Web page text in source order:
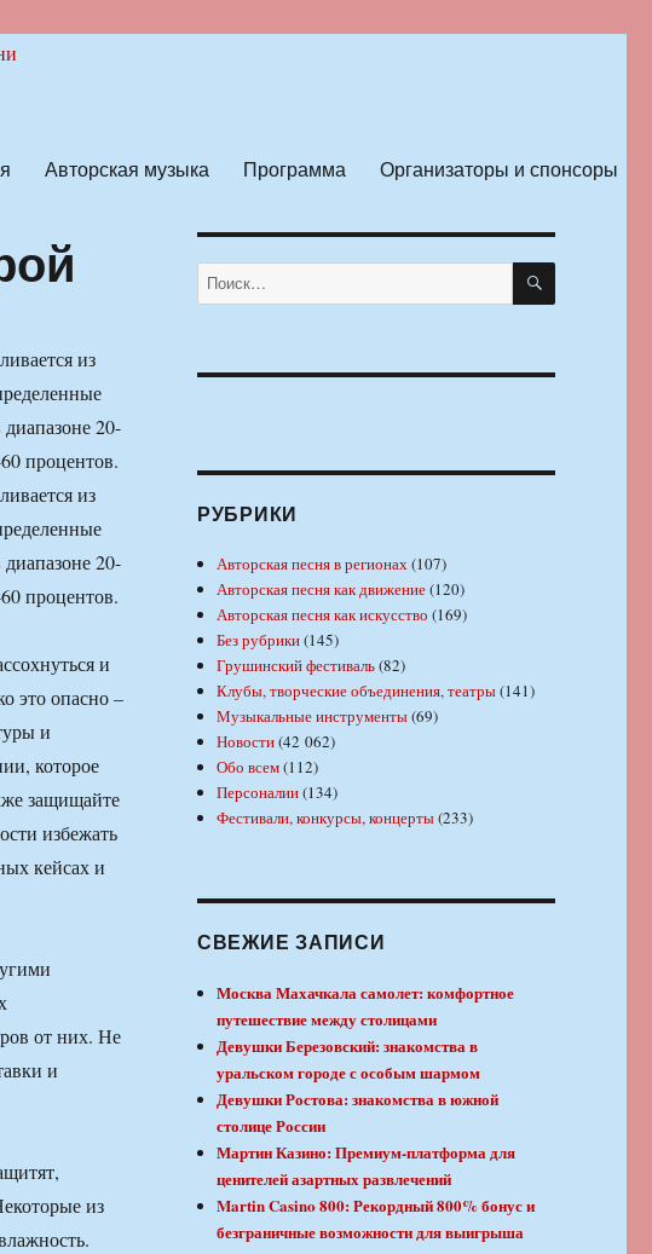
Авторская музыка Программа Организаторы и спонсоры
из
20-
процентов.
из
20-
процентов.
и
это опасно –
и
которое
защищайте
избежать
кейсах и
от них. Не
и
из
Искать: ПОИСК
РУБРИКИ
Авторская песня в регионах(107)
Авторская песня как движение(120)
Авторская песня как искусство (169)
Без рубрики(145)
Грушинский фестиваль(82)
Клубы, творческие объединения, театры(141)
Музыкальные инструменты(69)
Новости(42 062)
Обо всем(112)
Персоналии(134)
Фестивали, конкурсы, концерты(233)
СВЕЖИЕ ЗАПИСИ
Москва Махачкала самолет: комфортное
путешествие между столицами
Девушки Березовский: знакомства в
уральском городе с особым шармом
Девушки Ростова: знакомства в южной
столице России
Мартин Казино: Премиум-платформа для
ценителей азартных развлечений
Martin Casino 800: Рекордный 800% бонус и
безграничные возможности для выигрыша